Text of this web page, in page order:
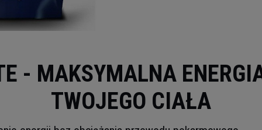
- MAKSYMALNA
TWOJEGO CIAŁA